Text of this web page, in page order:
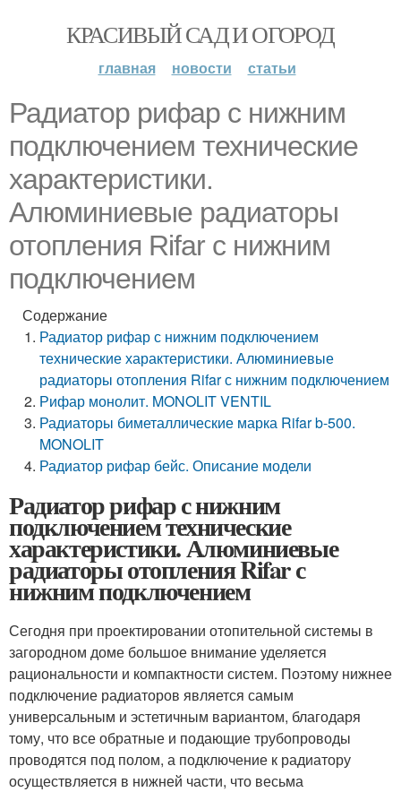
КРАСИВЫЙ САД И ОГОРОД
главная новости статьи
Радиатор рифар с нижним
подключением технические
характеристики.
Алюминиевые радиаторы
отопления Rifar с нижним
подключением
Содержание
Радиатор рифар с нижним подключением
технические характеристики. Алюминиевые
радиаторы отопления Rifar с нижним подключением
Рифар монолит. MONOLIT VENTIL
Радиаторы биметаллические марка Rifar b-500.
MONOLIT
Радиатор рифар бейс. Описание модели
Радиатор рифар с нижним
подключением технические
характеристики. Алюминиевые
радиаторы отопления Rifar с
нижним подключением
Сегодня при проектировании отопительной системы в
загородном доме большое внимание уделяется
рациональности и компактности систем. Поэтому нижнее
подключение радиаторов является самым
универсальным и эстетичным вариантом, благодаря
тому, что все обратные и подающие трубопроводы
проводятся под полом, а подключение к радиатору
осуществляется в нижней части, что весьма